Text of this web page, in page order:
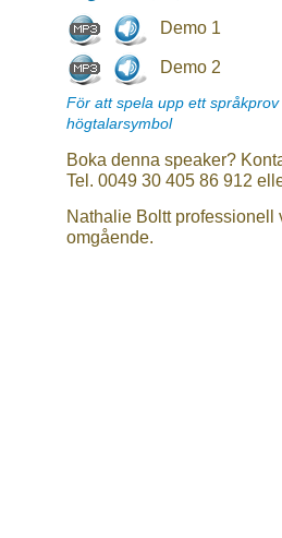
Demo 1
Demo 2
För att spela upp ett
högtalarsymbol
Boka denna speaker?
Tel. 0049 30 405 86 912
Nathalie Boltt
omgående.